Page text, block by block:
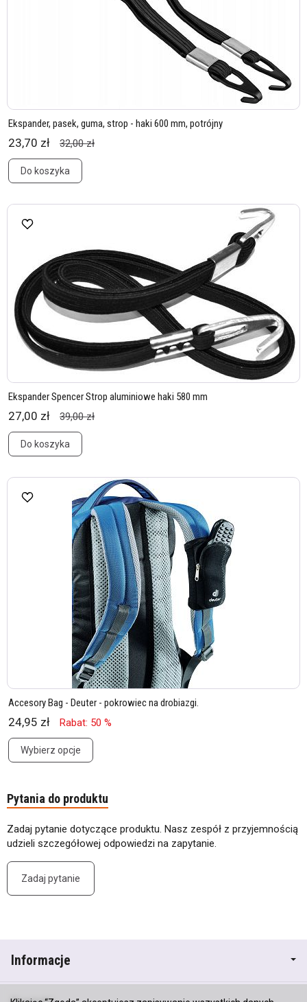
Ekspander, pasek, guma, strop - haki 600 mm, potrójny
23,70 zł 32,00 zł
Do koszyka
Ekspander Spencer Strop aluminiowe haki 580 mm
27,00 zł 39,00 zł
Do koszyka
Accesory Bag - Deuter - pokrowiec na drobiazgi.
24,95 zł Rabat: 50 %
Wybierz opcje
Pytania do produktu
Zadaj pytanie dotyczące produktu. Nasz zespół z przyjemnością
udzieli szczegółowej odpowiedzi na zapytanie.
Zadaj pytanie
Informacje